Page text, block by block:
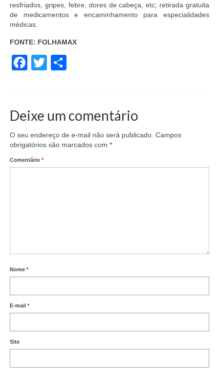
resfriados, gripes, febre, dores de cabeça, etc; retirada gratuita
de medicamentos e encaminhamento para especialidades
médicas.
FONTE: FOLHAMAX
Facebook
Twitter
Deixe um comentário
O seu endereço de e-mail não será publicado. Campos
obrigatórios são marcados com *
Comentário *
Nome *
E-mail *
Site